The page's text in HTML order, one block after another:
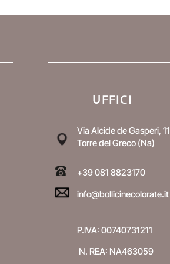
UFFICI
Via Alcide de Gasperi, 11
Torre del Greco (Na)
+39 081 8823170
info@bollicinecolorate.it
P.IVA: 00740731211
N. REA: NA463059